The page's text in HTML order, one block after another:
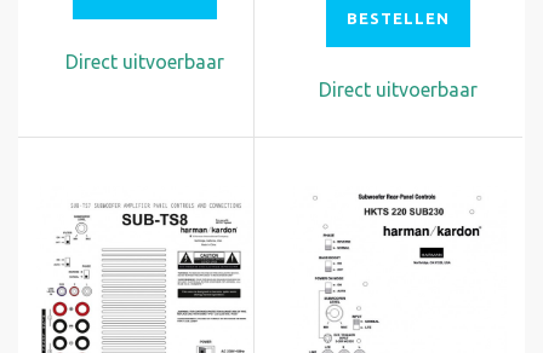
Direct uitvoerbaar
BESTELLEN
Direct uitvoerbaar